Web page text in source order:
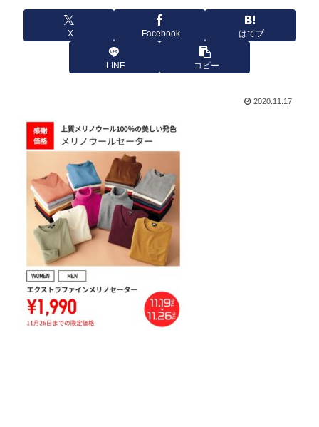
X Facebook はてブ
LINE コピー
2020.11.17